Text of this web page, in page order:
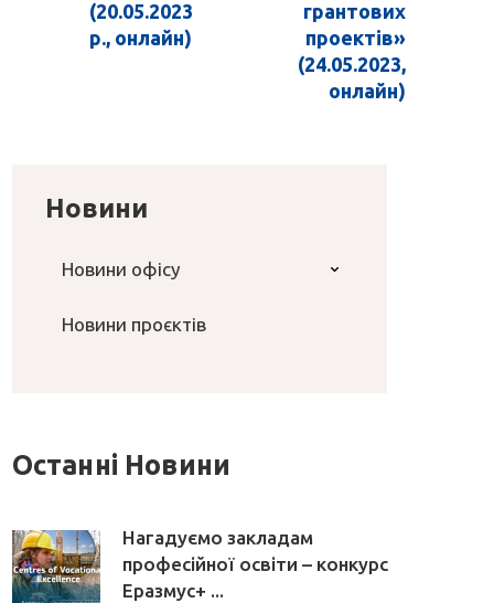
(20.05.2023
р., онлайн)
грантових
проектів»
(24.05.2023,
онлайн)
Новини
Новини офісу
Новини проєктів
Останні Новини
Нагадуємо закладам
професійної освіти – конкурс
Еразмус+ ...